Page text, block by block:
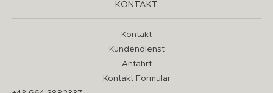
KONTAKT
Kontakt
Kundendienst
Anfahrt
Kontakt Formular